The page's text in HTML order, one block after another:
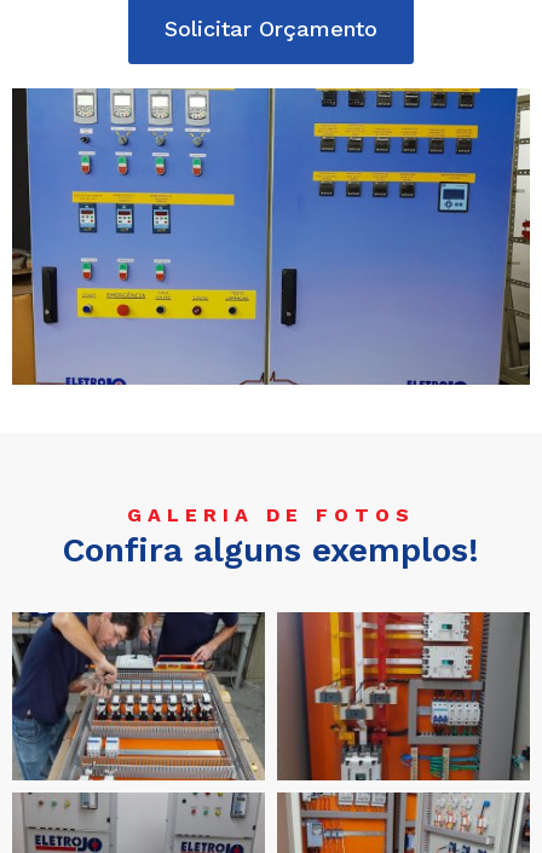
Solicitar Orçamento
GALERIA DE FOTOS
Confira alguns exemplos!